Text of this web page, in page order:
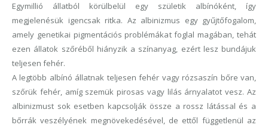
Egymillió állatból körülbelül egy születik albínóként, így
megjelenésük igencsak ritka. Az albinizmus egy gyűjtőfogalom,
amely genetikai pigmentációs problémákat foglal magában, tehát
ezen állatok szőréből hiányzik a színanyag, ezért lesz bundájuk
teljesen fehér.
A legtöbb albínó állatnak teljesen fehér vagy rózsaszín bőre van,
szőrük fehér, amíg szemük pirosas vagy lilás árnyalatot vesz. Az
albinizmust sok esetben kapcsolják össze a rossz látással és a
bőrrák veszélyének megnövekedésével, de ettől függetlenül az